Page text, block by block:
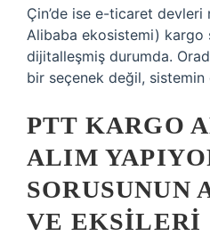
Çin’de ise e-ticaret
Alibaba ekosistemi) kargo
dijitalleşmiş durumda.
bir seçenek değil, sistemin
PTT KARGO
ALIM
SORUSUNUN
VE EKSILERI